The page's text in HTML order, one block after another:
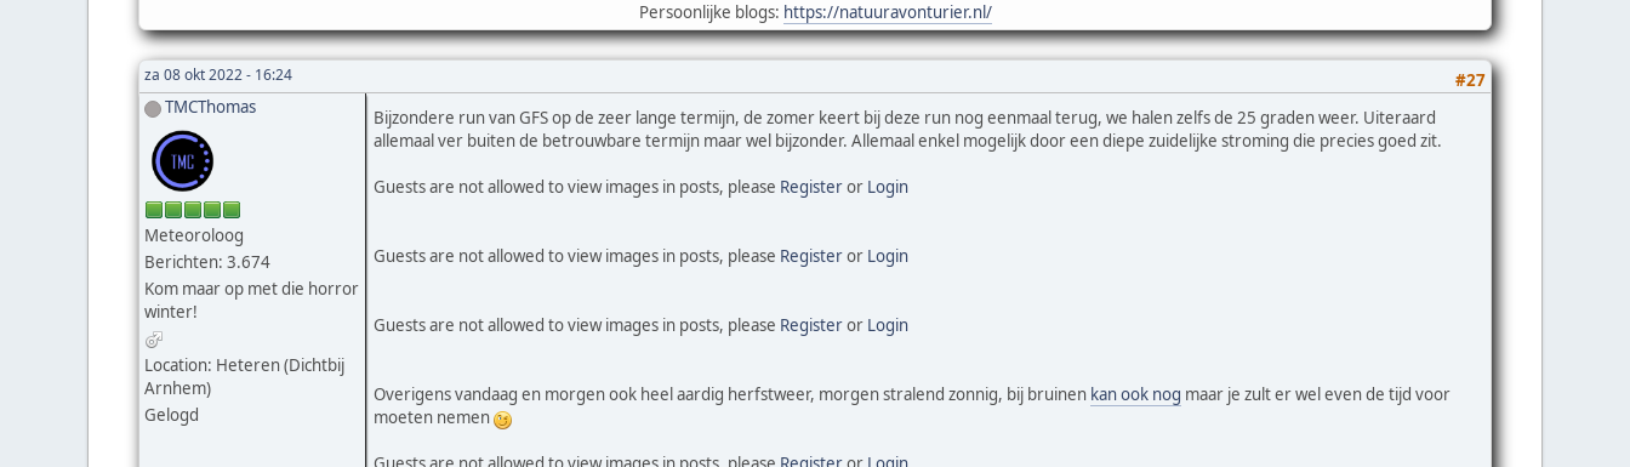
Persoonlijke blogs: https://natuuravonturier.nl/
za 08 okt 2022 - 16:24
#27
TMCThomas
Meteoroloog
Berichten: 3.674
Kom maar op met die horror
winter!
Location: Heteren (Dichtbij
Arnhem)
Gelogd
Bijzondere run van GFS op de zeer lange termijn, de zomer keert bij deze run nog eenmaal terug, we halen zelfs de 25 graden weer. Uiteraard
allemaal ver buiten de betrouwbare termijn maar wel bijzonder. Allemaal enkel mogelijk door een diepe zuidelijke stroming die precies goed zit.
Guests are not allowed to view images in posts, please Registeror Login
Guests are not allowed to view images in posts, please Registeror Login
Guests are not allowed to view images in posts, please Registeror Login
Overigens vandaag en morgen ook heel aardig herfstweer, morgen stralend zonnig, bij bruinen kan ook nog maar je zult er wel even de tijd voor
moeten nemen